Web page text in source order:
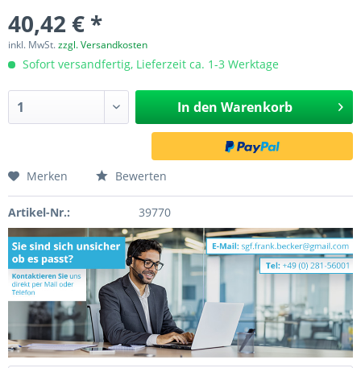
40,42 € *
inkl. MwSt.zzgl. Versandkosten
Sofort versandfertig, Lieferzeit ca. 1-3 Werktage
In den Warenkorb
Merken Bewerten
Artikel-Nr.: 39770